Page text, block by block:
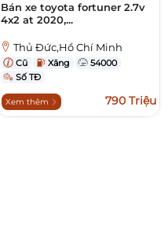
Bán xe toyota fortuner 2.7v
4x2 at 2020,...
Thủ Đức,Hồ Chí Minh
Cũ Xăng
54000
Số TĐ
Xem thêm 790 Triệu